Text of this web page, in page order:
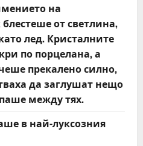
на
от светлина,
лед. Кристалните
по порцелана, а
прекалено силно,
да заглушат нещо
между тях.
в най-луксозния